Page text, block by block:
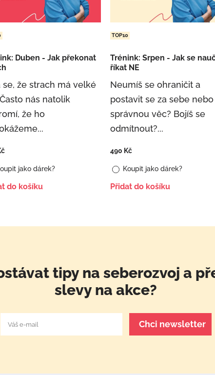
Duben - Jak překonat
se, že strach má velké
nás natolik
že ho
jako dárek?
do košíku
TOP10
Trénink: Srpen - Jak se
říkat NE
Neumíš se ohraničit a
postavit se za sebe nebo
správnou věc? Bojíš se
odmítnout?...
490 Kč
Koupit jako dárek?
Přidat do košíku
tipy na seberozvoj a
slevy na akce?